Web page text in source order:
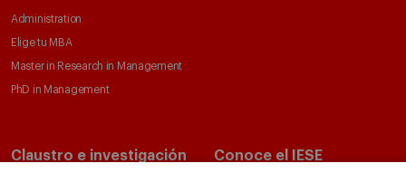
Administration
Elige tu MBA
Master in Research in Management
PhD in Management
Claustro e investigación Conoce el IESE